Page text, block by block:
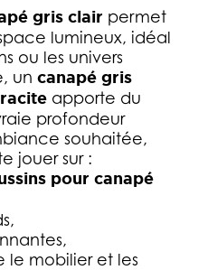
gris clair permet
lumineux, idéal
ou les univers
un canapé gris
apporte du
profondeur
souhaitée,
jouer sur :
pour canapé
le mobilier et les